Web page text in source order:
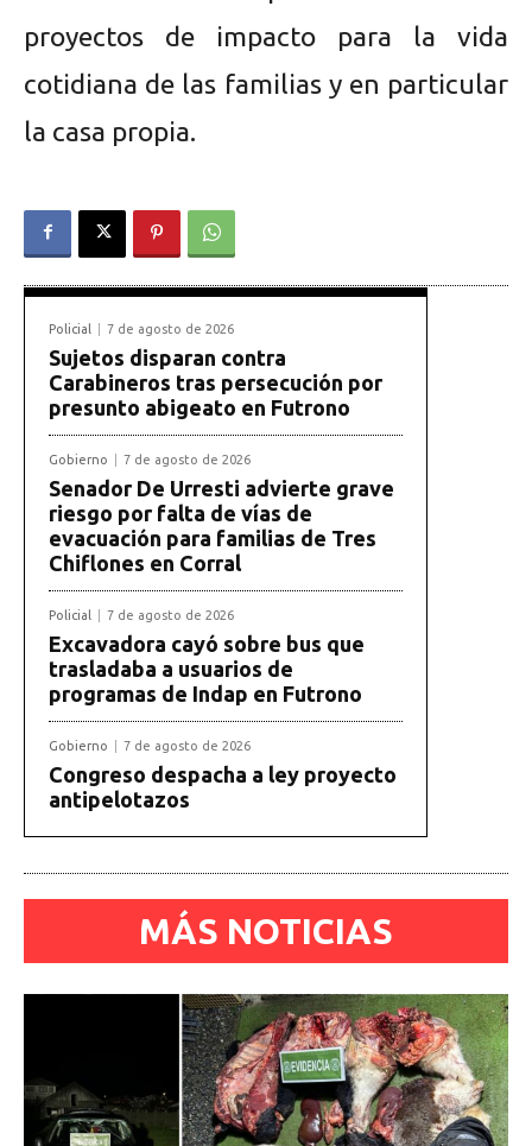
proyectos de impacto para la vida
cotidiana de las familias y en particular
la casa propia.
Policial 7 de agosto de 2026
Sujetos disparan contra
Carabineros tras persecución por
presunto abigeato en Futrono
Gobierno 7 de agosto de 2026
Senador De Urresti advierte grave
riesgo por falta de vías de
evacuación para familias de Tres
Chiflones en Corral
Policial 7 de agosto de 2026
Excavadora cayó sobre bus que
trasladaba a usuarios de
programas de Indap en Futrono
Gobierno 7 de agosto de 2026
Congreso despacha a ley proyecto
antipelotazos
MÁS NOTICIAS